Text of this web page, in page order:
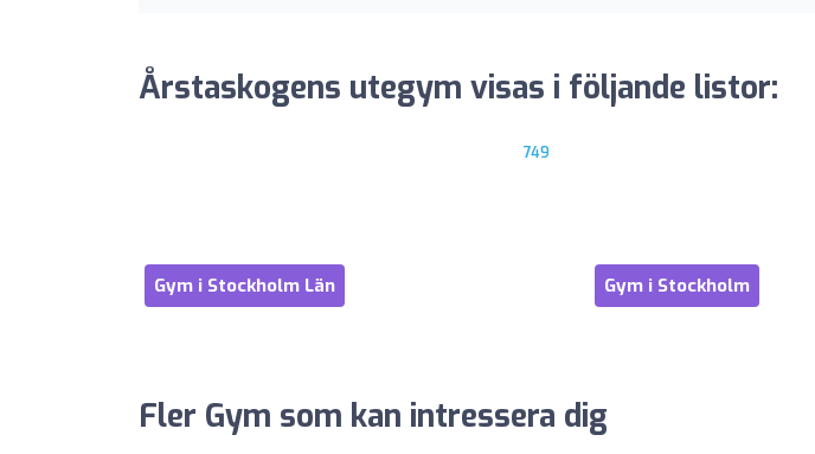
Årstaskogens utegym visas i följande listor:
749
Gym i Stockholm Län Gym i Stockholm
Fler Gym som kan intressera dig